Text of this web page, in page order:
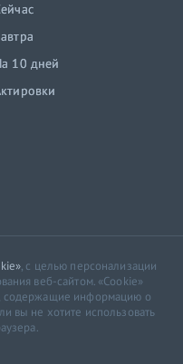
10 дней
, с целью персонализации
веб-сайтом. «Cookie»
содержащие информацию о
вы не хотите использовать